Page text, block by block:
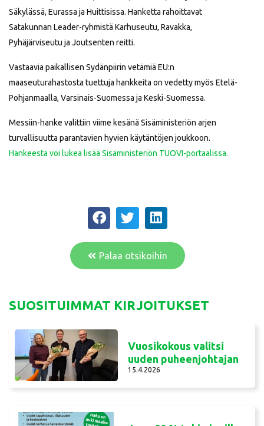
Säkylässä, Eurassa ja Huittisissa. Hanketta rahoittavat
Satakunnan Leader-ryhmistä Karhuseutu, Ravakka,
Pyhäjärviseutu ja Joutsenten reitti.
Vastaavia paikallisen Sydänpiirin vetämiä EU:n
maaseuturahastosta tuettuja hankkeita on vedetty myös Etelä-
Pohjanmaalla, Varsinais-Suomessa ja Keski-Suomessa.
Messiin-hanke valittiin viime kesänä Sisäministeriön arjen
turvallisuutta parantavien hyvien käytäntöjen joukkoon.
Hankeesta voi lukea lisää Sisäministeriön TUOVI-portaalissa.
Palaa otsikoihin
SUOSITUIMMAT KIRJOITUKSET
Vuosikokous valitsi
uuden puheenjohtajan
15.4.2026